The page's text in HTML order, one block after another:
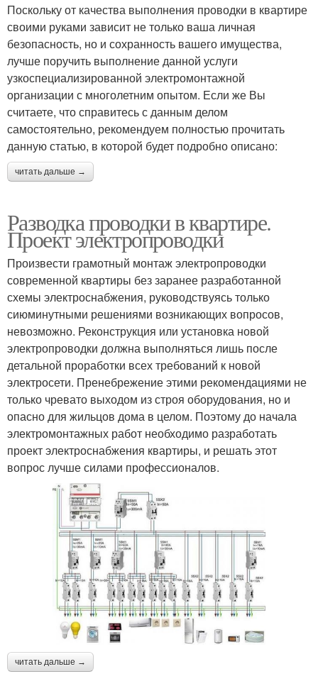
Поскольку от качества выполнения проводки в квартире
своими руками зависит не только ваша личная
безопасность, но и сохранность вашего имущества,
лучше поручить выполнение данной услуги
узкоспециализированной электромонтажной
организации с многолетним опытом. Если же Вы
считаете, что справитесь с данным делом
самостоятельно, рекомендуем полностью прочитать
данную статью, в которой будет подробно описано:
читать дальше →
Разводка проводки в квартире.
Проект электропроводки
Произвести грамотный монтаж электропроводки
современной квартиры без заранее разработанной
схемы электроснабжения, руководствуясь только
сиюминутными решениями возникающих вопросов,
невозможно. Реконструкция или установка новой
электропроводки должна выполняться лишь после
детальной проработки всех требований к новой
электросети. Пренебрежение этими рекомендациями не
только чревато выходом из строя оборудования, но и
опасно для жильцов дома в целом. Поэтому до начала
электромонтажных работ необходимо разработать
проект электроснабжения квартиры, и решать этот
вопрос лучше силами профессионалов.
читать дальше →